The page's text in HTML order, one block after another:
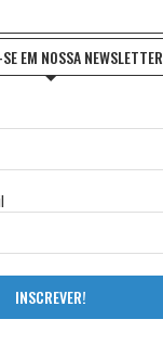
EM NOSSA NEWSLETTER
INSCREVER!